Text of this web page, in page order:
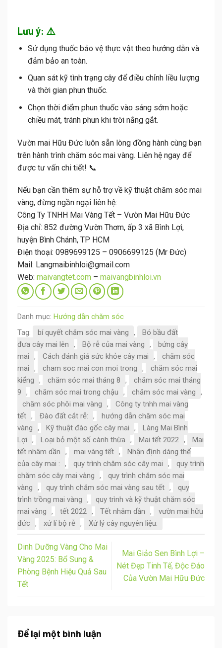
Lưu ý: ⚠️
Sử dụng thuốc bảo vệ thực vật theo hướng dẫn và
đảm bảo an toàn.
Quan sát kỹ tình trạng cây để điều chỉnh liều lượng
và thời gian phun thuốc.
Chọn thời điểm phun thuốc vào sáng sớm hoặc
chiều mát, tránh phun khi trời nắng gắt.
Vườn mai Hữu Đức luôn sẵn lòng đồng hành cùng bạn
trên hành trình chăm sóc mai vàng. Liên hệ ngay để
được tư vấn chi tiết! 📞
Nếu bạn cần thêm sự hỗ trợ về kỹ thuật chăm sóc mai
vàng, đừng ngần ngại liên hệ:
Công Ty TNHH Mai Vàng Tết – Vườn Mai Hữu Đức
Địa chỉ: 852 đường Vườn Thơm, ấp 3 xã Bình Lợi,
huyện Bình Chánh, TP HCM
Điện thoại: 0989699125 – 0906699125 (Mr Đức)
Mail: Langmaibinhloi@gmail.com
Web: maivangtet.com – maivangbinhloi.vn
Danh mục: Hướng dẫn chăm sóc
Tag:
bí quyết chăm sóc mai vàng ,
Bó bầu đất
đưa cây mai lên
, Bộ rễ của mai vàng ,
bứng cây
mai
, Cách đánh giá sức khỏe cây mai ,
chăm sóc
mai
, cham soc mai con moi trong ,
chăm sóc mai
kiểng
, chăm sóc mai tháng 8 ,
chăm sóc mai tháng
9
, chăm sóc mai trong chậu , chăm sóc mai vàng
,
chăm sóc phôi mai vàng
,
Công ty tnhh mai vàng
tết , Đào đất cắt rễ: ,
hướng dẫn chăm sóc mai
vàng
, Kỹ thuật đào gốc cây mai ,
Làng Mai Bình
Lợi
, Loại bỏ một số cành thừa , Mai tết 2022 ,
Mai
tết nhâm dần
, mai vàng tết ,
Nhận định dáng thế
của cây mai :
, quy trình chăm sóc cây mai ,
quy trình
chăm sóc cây mai vàng
,
quy trình chăm sóc mai
vàng
, quy trình chăm sóc mai vàng sau tết ,
quy
trình trồng mai vàng
,
quy trình và kỹ thuật chăm sóc
mai vàng
, tết 2022 , Tết nhâm dần ,
vườn mai hữu
đức
, xử lí bộ rễ , Xử lý cây nguyên liệu:
Dinh Dưỡng Vàng Cho Mai
Vàng 2025: Bổ Sung &
Phòng Bệnh Hiệu Quả Sau
Tết
Mai Giảo Sen Bình Lợi –
Nét Đẹp Tinh Tế, Độc Đáo
Của Vườn Mai Hữu Đức
Để lại một bình luận